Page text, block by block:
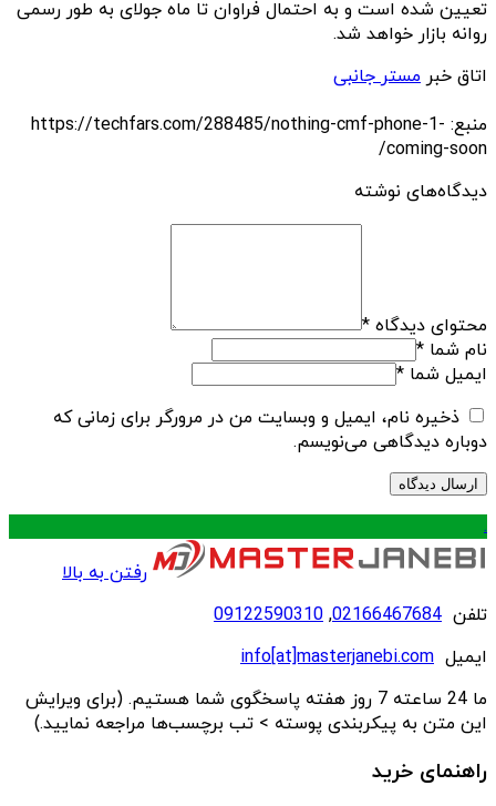
تعیین شده است و به احتمال فراوان تا ماه جولای به طور رسمی
روانه بازار خواهد شد.
اتاق خبر مستر جانبی
منبع: https://techfars.com/288485/nothing-cmf-phone-1-
coming-soon/
دیدگاه‌های نوشته
محتوای دیدگاه *
نام شما *
ایمیل شما *
ذخیره نام، ایمیل و وبسایت من در مرورگر برای زمانی که
دوباره دیدگاهی می‌نویسم.
.
رفتن به بالا
تلفن 02166467684
,
09122590310
ایمیل info[at]masterjanebi.com
ما 24 ساعته 7 روز هفته پاسخگوی شما هستیم. (برای ویرایش
این متن به پیکربندی پوسته > تب برچسب‌ها مراجعه نمایید.)
راهنمای خرید